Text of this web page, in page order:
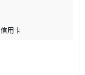
信用卡